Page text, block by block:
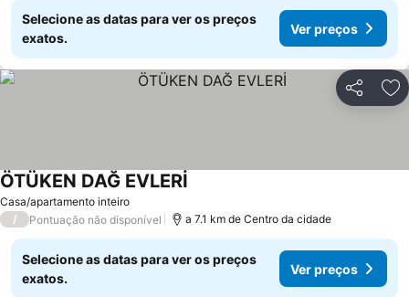
Selecione as datas para ver os preços
exatos.
Ver preços
Partilhar
Casa/apartamento inteiro
ÖTÜKEN DAĞ EVLERİ
/ Pontuação não disponível a 7.1 km de Centro da cidade
Selecione as datas para ver os preços
exatos.
Ver preços